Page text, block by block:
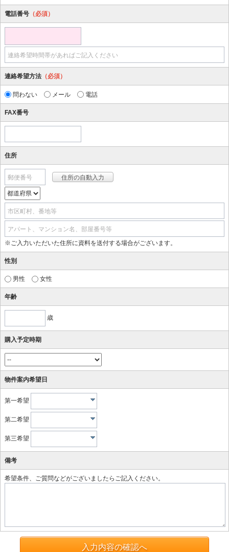
電話番号 （必須）
連絡希望時間帯があればご記入ください
連絡希望方法 （必須）
問わない メール 電話
FAX番号
住所
郵便番号
市区町村、番地等
アパート、マンション名、部屋番号等
※ご入力いただいた住所に資料を送付する場合がございます。
性別
男性 女性
年齢
歳
購入予定時期
物件案内希望日
第一希望
第二希望
第三希望
備考
希望条件、ご質問などがございましたらご記入ください。
入力内容の確認へ